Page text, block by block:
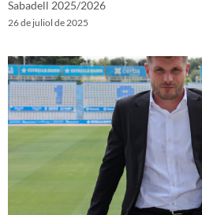
Sabadell 2025/2026
26 de juliol de 2025